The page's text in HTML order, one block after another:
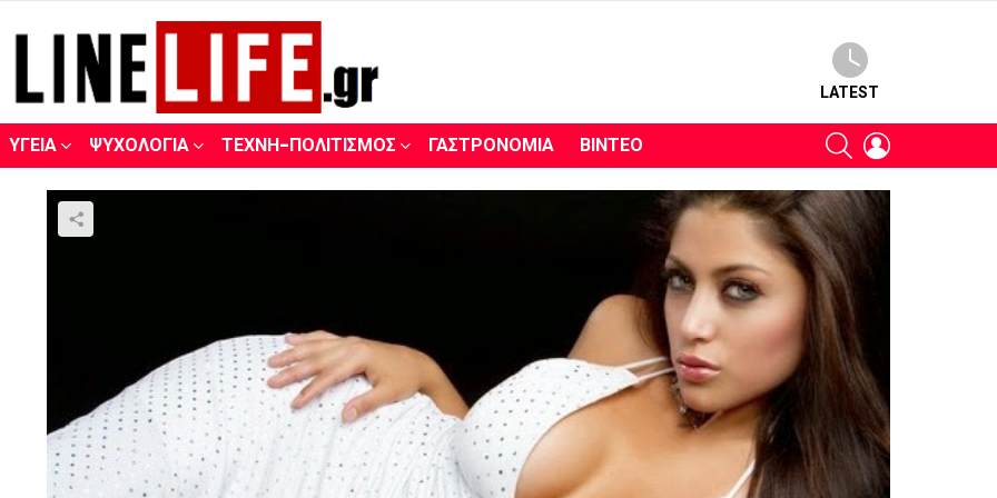
LATEST
ΥΓΕΊΑ ΨΥΧΟΛΟΓΊΑ ΤΈΧΝΗ-ΠΟΛΙΤΙΣΜΌΣ ΓΑΣΤΡΟΝΟΜΊΑ ΒΊΝΤΕΟ SEARCH